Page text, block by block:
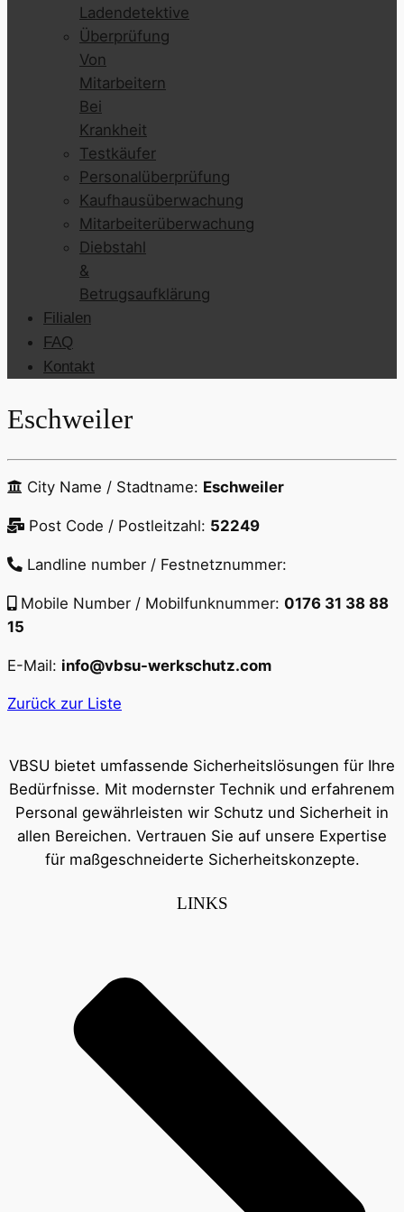
Ladendetektive
Überprüfung
Von
Mitarbeitern
Bei
Krankheit
Testkäufer
Personalüberprüfung
Kaufhausüberwachung
Mitarbeiterüberwachung
Diebstahl
&
Betrugsaufklärung
Filialen
FAQ
Kontakt
Eschweiler
City Name / Stadtname: Eschweiler
Post Code / Postleitzahl: 52249
Landline number / Festnetznummer:
Mobile Number / Mobilfunknummer: 0176 31 38 88
15
E-Mail: info@vbsu-werkschutz.com
Zurück zur Liste
VBSU bietet umfassende Sicherheitslösungen für Ihre
Bedürfnisse. Mit modernster Technik und erfahrenem
Personal gewährleisten wir Schutz und Sicherheit in
allen Bereichen. Vertrauen Sie auf unsere Expertise
für maßgeschneiderte Sicherheitskonzepte.
LINKS